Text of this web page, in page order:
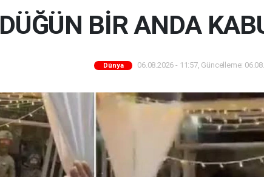
DÜĞÜN BİR ANDA
Dünya 06.08.2026 - 11:57, Güncelleme: